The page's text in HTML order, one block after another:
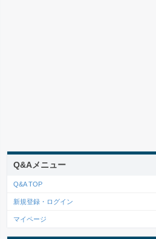
Q&Aメニュー
Q&A TOP
新規登録・ログイン
マイページ